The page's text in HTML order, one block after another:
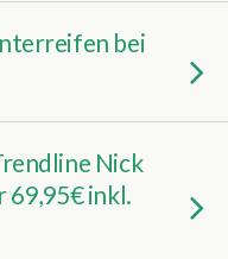
bei
Nick
inkl.